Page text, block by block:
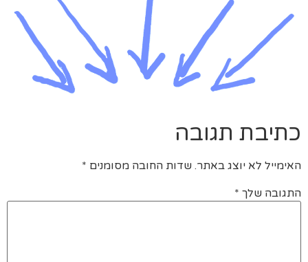
כתיבת תגובה
האימייל לא יוצג באתר. שדות החובה מסומנים *
התגובה שלך *